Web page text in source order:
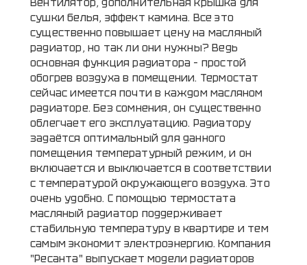
сушки белья, эффект камина. Все это
существенно повышает цену на масляный
радиатор, но так ли они нужны? Ведь
основная функция радиатора – простой
обогрев воздуха в помещении. Термостат
сейчас имеется почти в каждом масляном
радиаторе. Без сомнения, он существенно
облегчает его эксплуатацию. Радиатору
задаётся оптимальный для данного
помещения температурный режим, и он
включается и выключается в соответствии
с температурой окружающего воздуха. Это
очень удобно. С помощью термостата
масляный радиатор поддерживает
стабильную температуру в квартире и тем
самым экономит электроэнергию. Компания
"Ресанта" выпускает модели радиаторов